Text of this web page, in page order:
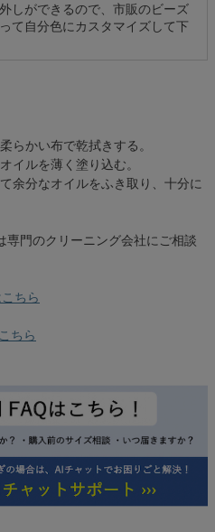
しができるので、市販のビーズ
て自分色にカスタマイズして下
かい布で乾拭きする。
ルを薄く塗り込む。
余分なオイルをふき取り、十分に
門のクリーニング会社にご相談
ちら
ちら